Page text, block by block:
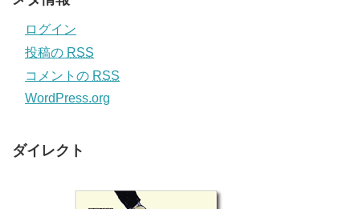
ログイン
投稿の RSS
コメントの RSS
WordPress.org
ダイレクト